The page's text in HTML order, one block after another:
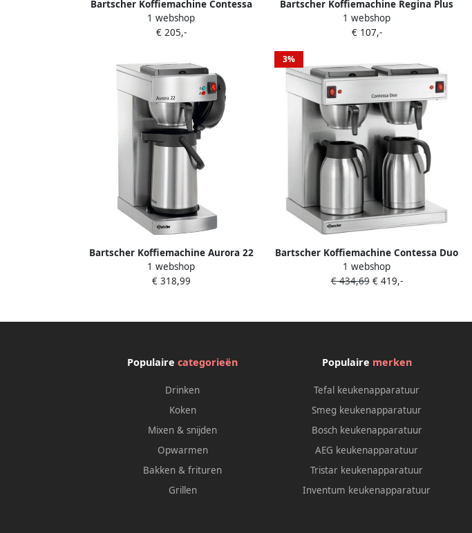
Bartscher Koffiemachine Contessa
1000
1 webshop
€ 205,-
Bartscher Koffiemachine Regina Plus
40 A190149
1 webshop
€ 107,-
Bartscher Koffiemachine Aurora 22
1 webshop
€ 318,99
3%
Bartscher Koffiemachine Contessa Duo
2 Thermoskannen 2x 13 Kopjes
430x400x520mm Horeca Koffiemachine
1 webshop
€ 434,69€ 419,-
Populairecategorieën
Drinken
Koken
Mixen & snijden
Opwarmen
Bakken & frituren
Grillen
Populaire merken
Tefal keukenapparatuur
Smeg keukenapparatuur
Bosch keukenapparatuur
AEG keukenapparatuur
Tristar keukenapparatuur
Inventum keukenapparatuur